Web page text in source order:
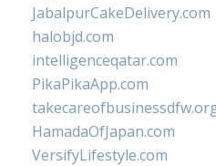
JabalpurCakeDelivery.com
halobjd.com
intelligenceqatar.com
PikaPikaApp.com
HamadaOfJapan.com
VersifyLifestyle.com